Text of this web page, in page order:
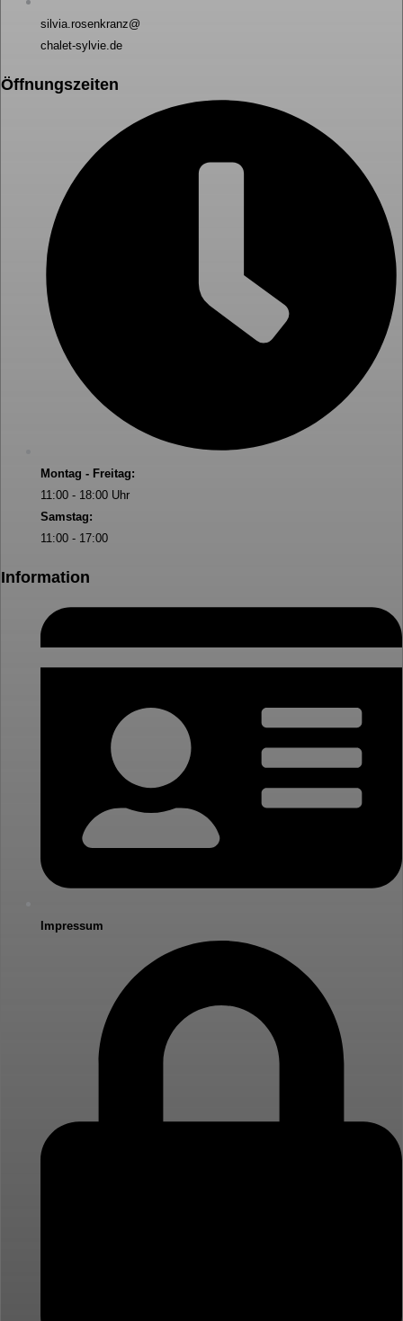
silvia.rosenkranz@
chalet-sylvie.de
Öffnungszeiten
Montag - Freitag:
11:00 - 18:00 Uhr
Samstag:
11:00 - 17:00
Information
Impressum